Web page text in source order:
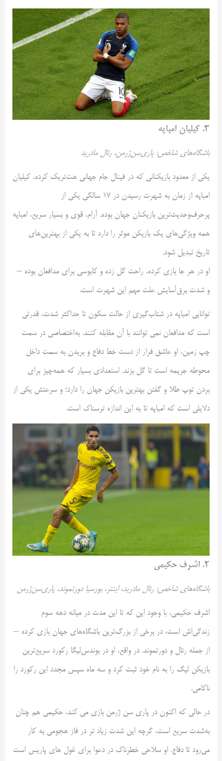
۳. کیلیان امباپه
باشگاه‌های شاخص: پاری‌سن‌ژرمن، رئال مادرید
یکی از معدود بازیکنانی که در فینال جام جهانی هت‌تریک کرده، کیلیان
امباپه از زمان به شهرت رسیدن در ۱۷ سالگی یکی از
پرحرف‌وحدیث‌ترین بازیکنان جهان بوده. آرام، قوی و بسیار سریع، امباپه
همه ویژگی‌های یک بازیکن موثر را دارد تا به یکی از بهترین‌های
تاریخ تبدیل شود.
او در هر جا بازی کرده، راحت گل زده و کابوسی برای مدافعان بوده –
و شدت برق‌آسایش علت مهم این شهرت است.
توانایی‌ امباپه در شتاب‌گیری از حالت سکون تا حداکثر شدت، قدرتی
است که مدافعان نمی توانند با آن مقابله کنند. به‌اختصاصی در سمت
چپ زمین، او عاشق فرار از دست خط دفاع و بریدن به سمت داخل
محوطه جریمه است تا گل بزند. استعدادی بسیار که همه‌چیز برای
بردن توپ طلا و گفتن بهترین بازیکن جهان را دارد؛ و سرعتش یکی از
دلایلی است که امباپه تا به این اندازه ترسناک است.
۲. اشرف حکیمی
باشگاه‌های شاخص: رئال مادرید، اینتر، بورسیا دورتموند، پاری‌سن‌ژرمن
اشرف حکیمی، با وجود این که تا این مدت در میانه دهه سوم
زندگی‌اش است، در برخی از بزرگ‌ترین باشگاه‌های جهان بازی کرده –
از جمله رئال و دورتموند. در واقع، او در بوندس‌لیگا رکورد سریع‌ترین
بازیکن لیگ را به نام خود ثبت کرد و سه ماه سپس مجدد این رکورد را
ناکامی.
در حالی که اکنون در پاری سن ژرمن بازی می کند، حکیمی هم چنان
به‌شدت سریع است، گرچه این شدت زیاد تر در فاز هجومی به کار
می‌رود تا دفاع. او سلاحی خطرناک در دعوا برای غول های پاریس است